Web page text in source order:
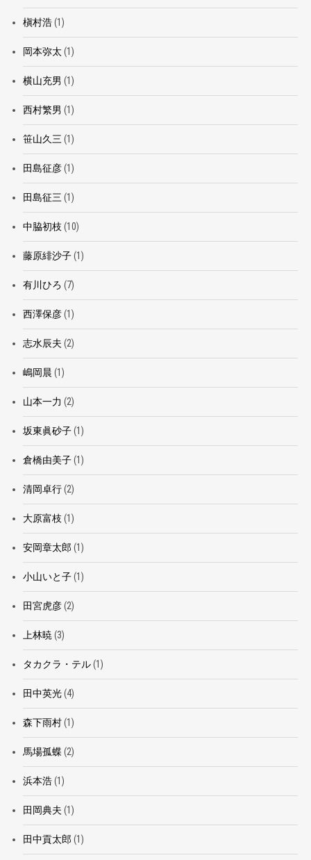
槇村浩(1)
岡本弥太 (1)
横山充男 (1)
西村繁男 (1)
笹山久三 (1)
田島征彦(1)
田島征三 (1)
中脇初枝 (10)
藤原緋沙子(1)
有川ひろ (7)
西澤保彦(1)
志水辰夫 (2)
嶋岡晨 (1)
山本一力 (2)
坂東眞砂子(1)
倉橋由美子(1)
清岡卓行(2)
大原富枝 (1)
安岡章太郎 (1)
小山いと子(1)
田宮虎彦(2)
上林暁 (3)
タカクラ・テル(1)
田中英光(4)
森下雨村(1)
馬場孤蝶 (2)
浜本浩(1)
田岡典夫 (1)
田中貢太郎 (1)